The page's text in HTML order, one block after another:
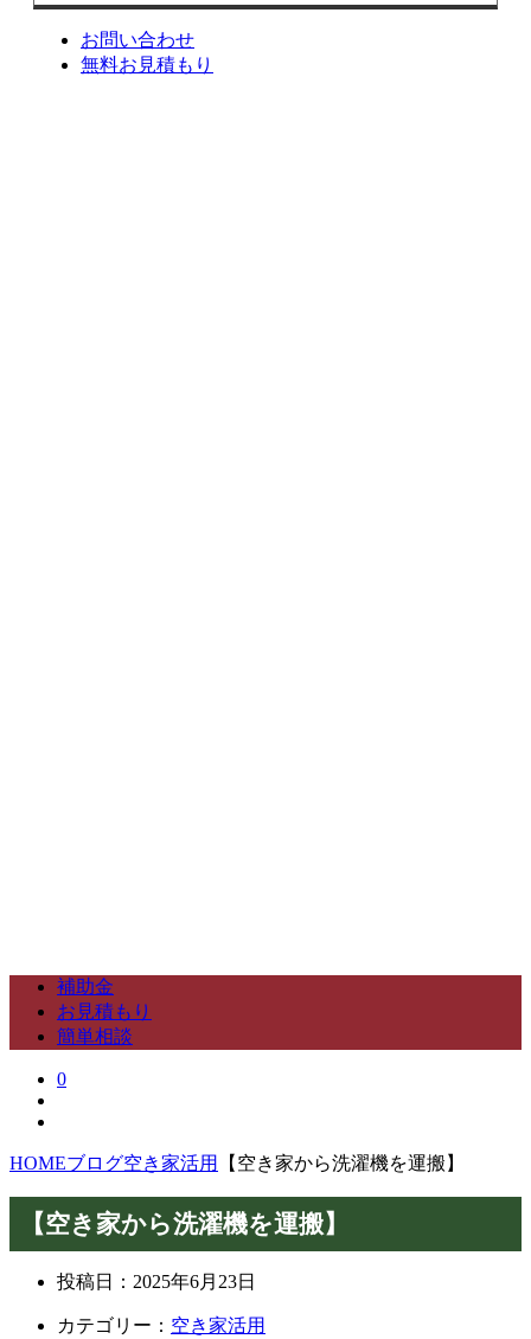
お問い合わせ
無料お見積もり
補助金
お見積もり
簡単相談
0
HOMEブログ空き家活用 【空き家から洗濯機を運搬】
【空き家から洗濯機を運搬】
投稿日： 2025年6月23日
カテゴリー： 空き家活用